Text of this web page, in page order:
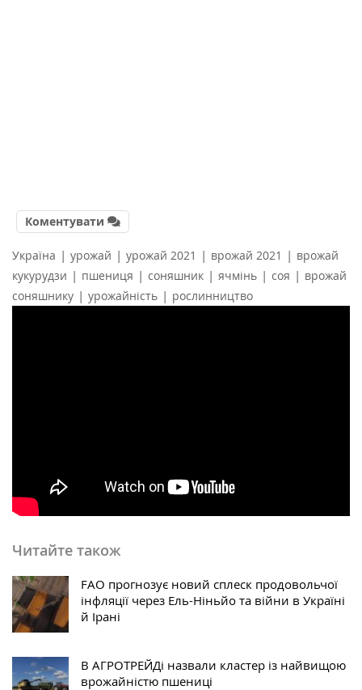
Коментувати
Україна | урожай | урожай 2021 | врожай 2021 | врожай
кукурудзи | пшениця | соняшник | ячмінь | соя | врожай
соняшнику | урожайність | рослинництво
Читайте також
FAO прогнозує новий сплеск продовольчої
інфляції через Ель-Ніньйо та війни в Україні
й Ірані
В АГРОТРЕЙДі назвали кластер із найвищою
врожайністю пшениці